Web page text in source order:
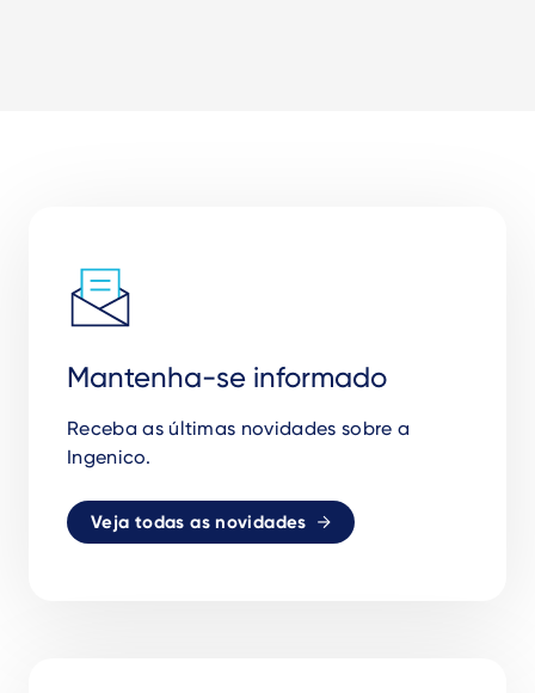
Mantenha-se informado
Receba asúltimas novidades sobre a
Ingenico.
Veja todas as novidades